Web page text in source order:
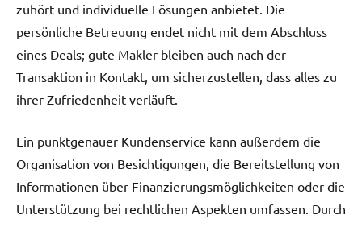
zuhört und individuelle Lösungen anbietet. Die
persönliche Betreuung endet nicht mit dem Abschluss
eines Deals; gute Makler bleiben auch nach der
Transaktion in Kontakt, um sicherzustellen, dass alles zu
ihrer Zufriedenheit verläuft.
Ein punktgenauer Kundenservice kann außerdem die
Organisation von Besichtigungen, die Bereitstellung von
Informationen über Finanzierungsmöglichkeiten oder die
Unterstützung bei rechtlichen Aspekten umfassen. Durch